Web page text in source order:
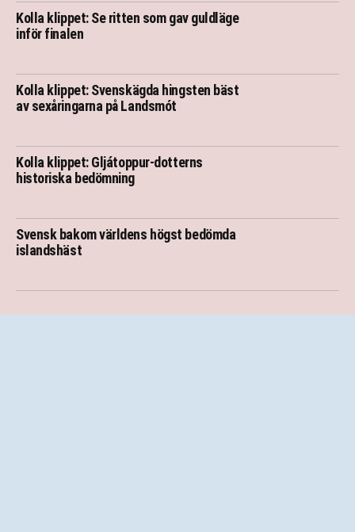
Kolla klippet: Se ritten som gav guldläge
inför finalen
Kolla klippet: Svenskägda hingsten bäst
av sexåringarna på Landsmót
Kolla klippet: Gljátoppur-dotterns
historiska bedömning
Svensk bakom världens högst bedömda
islandshäst